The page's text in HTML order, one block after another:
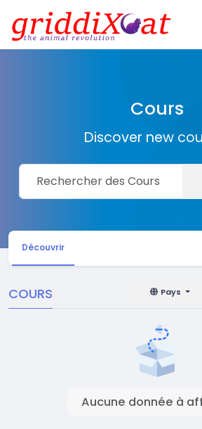
Cours
Discover new
Découvrir
COURS Pays
Aucune donnée à